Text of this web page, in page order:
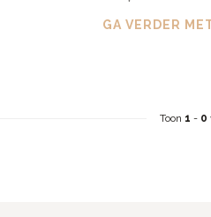
GA VERDER
Toon 1 - 0